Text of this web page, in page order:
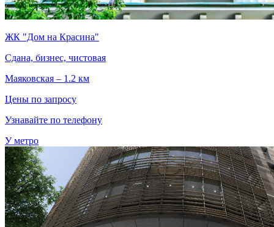
ЖК "Дом на Красина"
Сдана, бизнес, чистовая
Маяковская – 1.2 км
Цены по запросу
Узнавайте по телефону
У метро